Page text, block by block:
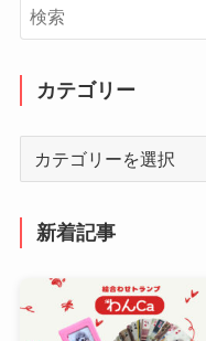
カテゴリー
新着記事